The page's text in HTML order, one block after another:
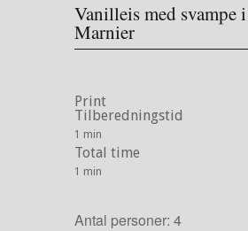
Vanilleis med svampe
Marnier
Print
Tilberedningstid
1 min
Total time
1 min
Antal personer: 4